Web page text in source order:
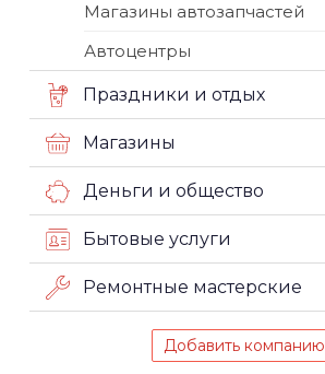
Магазины автозапчастей
Автоцентры
Праздники и отдых
Магазины
Деньги и общество
Бытовые услуги
Ремонтные мастерские
Добавить компанию